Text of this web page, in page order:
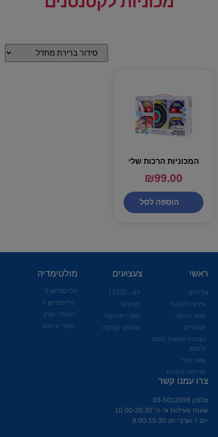
המכוניות הרכות שלי
₪99.00
הוספה לסל
ראשי
אודותינו
שירות לקוחות
תנאי רכישה
מאמרים
הצהרת נגישות לאתר
ולעסק
שושי זוהר
מדיניות פרטיות
צעצועים
לגו - LEGO
מותגים
מוצרי תינוקות
משחקי קופסה
מולטימדיה
פלייסטיישן 5
פלייסטיישן 4
נינטנדו סוויץ
מוצרי גיימינג
צרו עמנו קשר
טלפון 03-5012898
שעות פעילות א’-ה’ 10:00-20:30
יום ו' וערבי חג 9:00-15:30